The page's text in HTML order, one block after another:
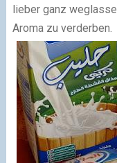
lieber ganz
Aroma zu verderben.